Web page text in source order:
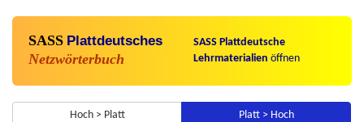
SASS Plattdeutsches
Netzwörterbuch
SASS Plattdeutsche
Lehrmaterialien öffnen
Hoch > Platt Platt > Hoch